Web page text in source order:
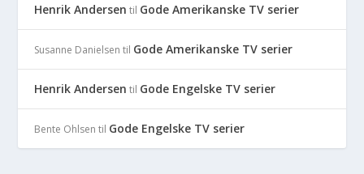
Henrik Andersen til Gode Amerikanske TV serier
Susanne Danielsen til Gode Amerikanske TV serier
Henrik Andersen til Gode Engelske TV serier
Bente Ohlsen til Gode Engelske TV serier